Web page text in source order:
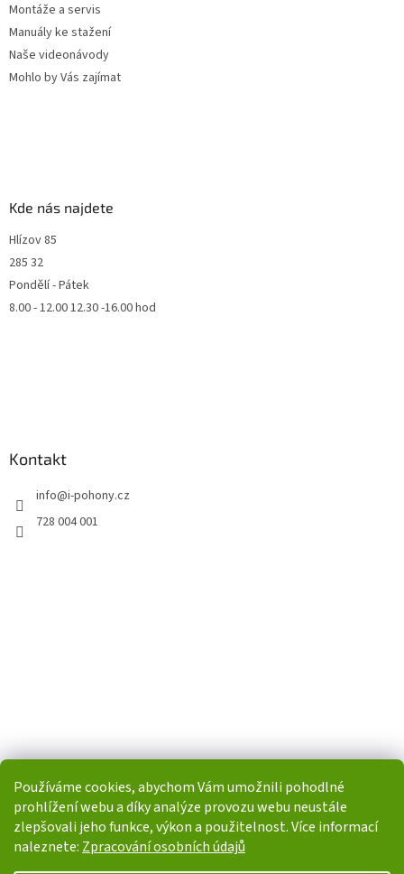
Používáme cookies, abychom Vám umožnili pohodlné
prohlížení webu a díky analýze provozu webu neustále
zlepšovali jeho funkce, výkon a použitelnost. Více informací
naleznete: Zpracování osobních údajů
Montáže a servis
Manuály ke stažení
Naše videonávody
Mohlo by Vás zajímat
Kde nás najdete
Hlízov 85
285 32
Pondělí - Pátek
8.00 - 12.00 12.30 -16.00 hod
Kontakt
info@i-pohony.cz
728 004 001